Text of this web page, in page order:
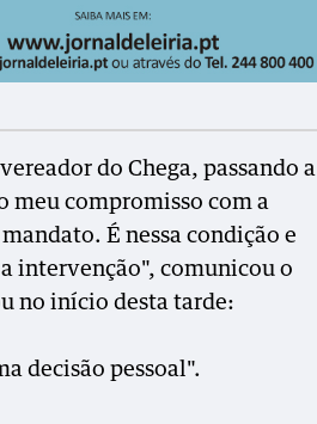
do Chega, passando a
meu compromisso com a
É nessa condição e
intervenção", comunicou o
no início desta tarde:
decisão pessoal".